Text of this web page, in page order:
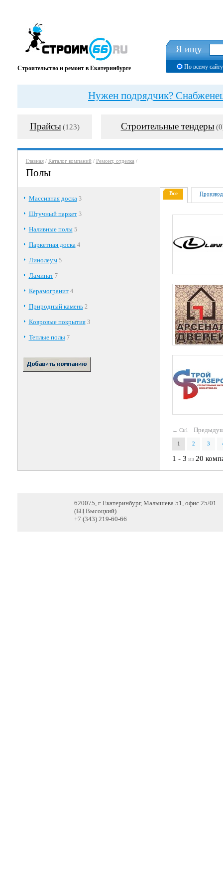
Строительство и ремонт в Екатеринбурге
Я ищу
По всему сайту
Нужен подрядчик?
Прайсы (123) Строительные тендеры
Главная/ Каталог компаний/ Ремонт, отделка /
Полы
Массивная доска 3
Штучный паркет 3
Наливные полы 5
Паркетная доска 4
Линолеум 5
Ламинат 7
Керамогранит 4
Природный камень 2
Ковровые покрытия 3
Теплые полы 7
Все
← Ctrl
1 2 3
1 - 3 из 20
620075, г. Екатеринбург, Малышева 51, офис 25/01
(БЦ Высоцкий)
+7 (343) 219-60-66